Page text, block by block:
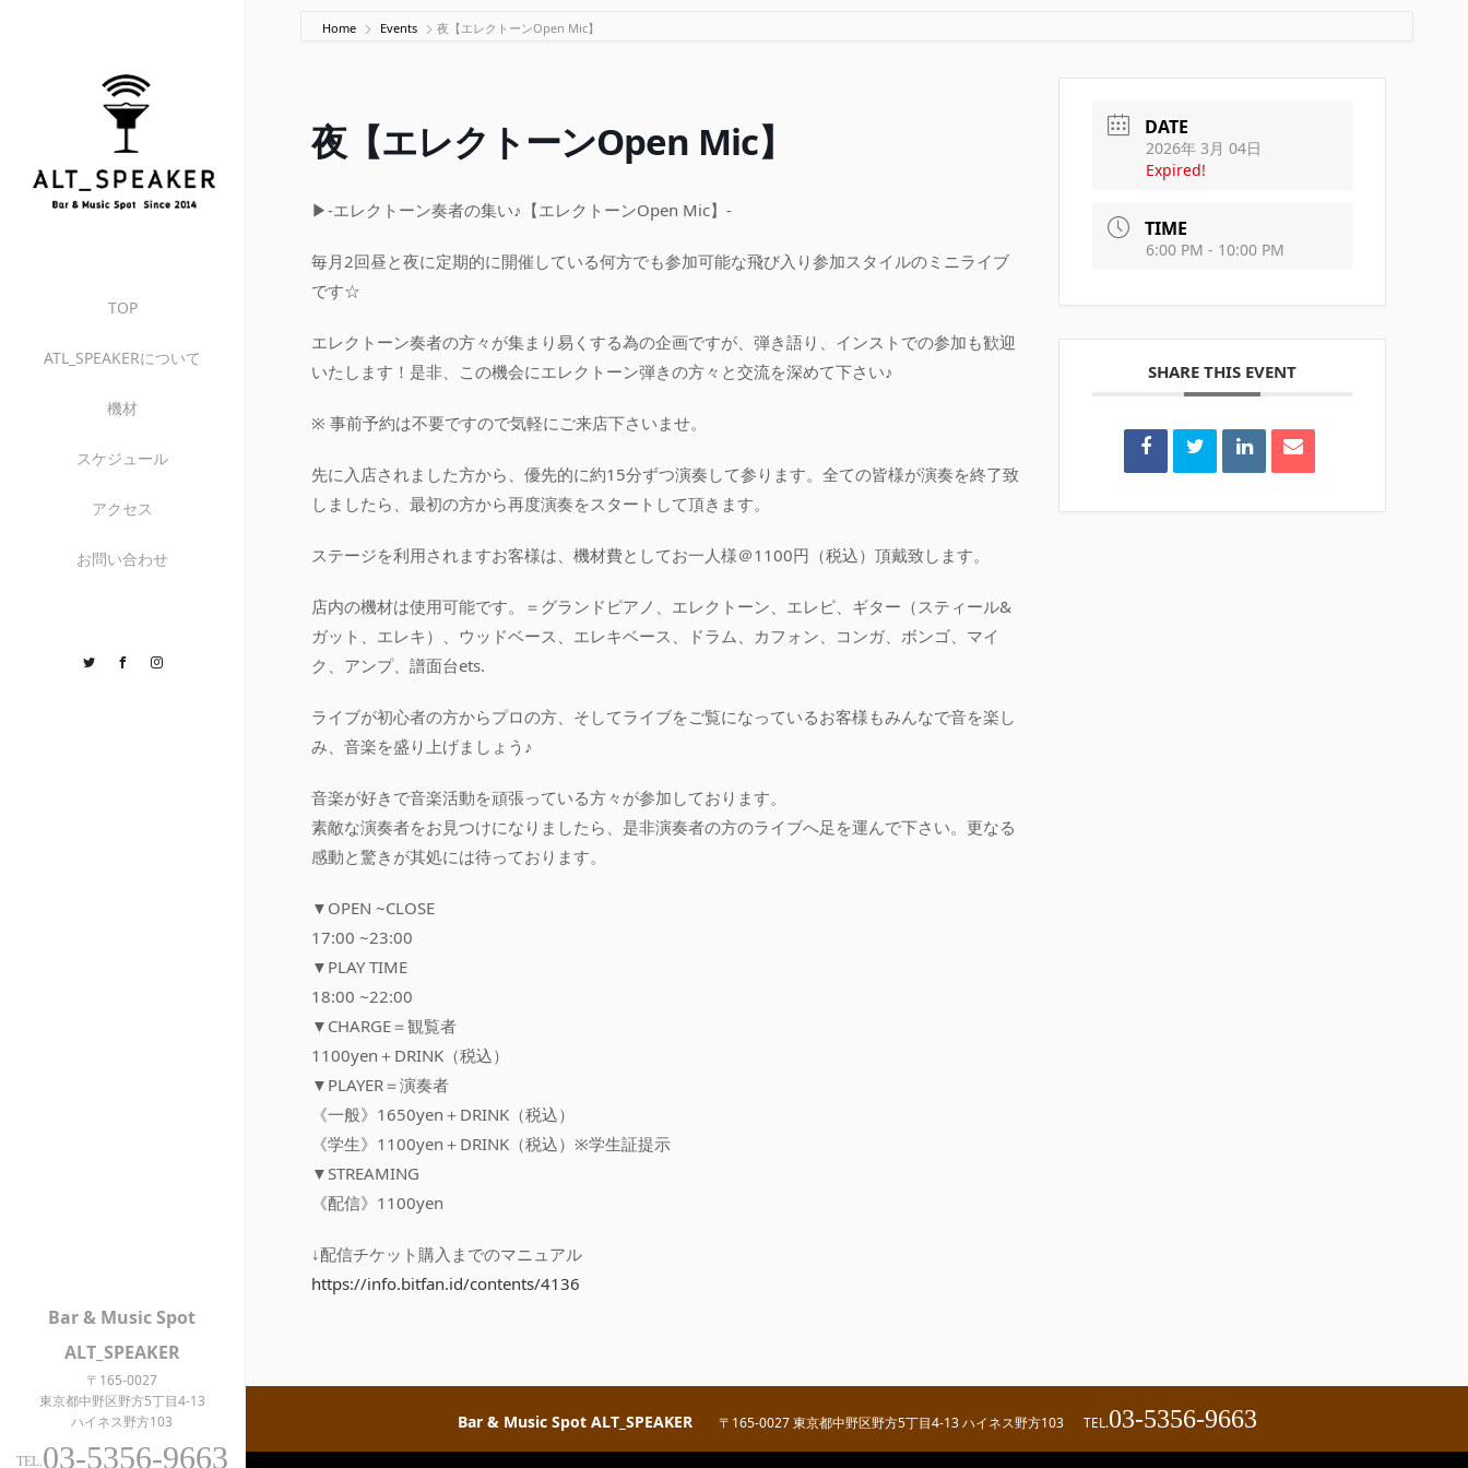
TOP
ATL_SPEAKERについて
機材
スケジュール
アクセス
お問い合わせ
TwitterFacebook
Bar & Music Spot
ALT_SPEAKER
〒165-0027
東京都中野区野方5丁目4-13
ハイネス野方103
TEL. 03-5356-9663
Home Events 夜【エレクトーンOpen Mic】
夜【エレクトーンOpen Mic】
▶-エレクトーン奏者の集い♪【エレクトーンOpen Mic】-
毎月2回昼と夜に定期的に開催している何方でも参加可能な飛び入り参加スタイルのミニライブ
です☆
エレクトーン奏者の方々が集まり易くする為の企画ですが、弾き語り、インストでの参加も歓迎
いたします！是非、この機会にエレクトーン弾きの方々と交流を深めて下さい♪
※ 事前予約は不要ですので気軽にご来店下さいませ。
先に入店されました方から、優先的に約15分ずつ演奏して参ります。全ての皆様が演奏を終了致
しましたら、最初の方から再度演奏をスタートして頂きます。
ステージを利用されますお客様は、機材費としてお一人様＠1100円（税込）頂戴致します。
店内の機材は使用可能です。＝グランドピアノ、エレクトーン、エレピ、ギター（スティール&
ガット、エレキ）、ウッドベース、エレキベース、ドラム、カフォン、コンガ、ボンゴ、マイ
ク、アンプ、譜面台ets.
ライブが初心者の方からプロの方、そしてライブをご覧になっているお客様もみんなで音を楽し
み、音楽を盛り上げましょう♪
音楽が好きで音楽活動を頑張っている方々が参加しております。
素敵な演奏者をお見つけになりましたら、是非演奏者の方のライブへ足を運んで下さい。更なる
感動と驚きが其処には待っております。
▼OPEN ~CLOSE
17:00 ~23:00
▼PLAY TIME
18:00 ~22:00
▼CHARGE＝観覧者
1100yen＋DRINK（税込）
▼PLAYER＝演奏者
《一般》1650yen＋DRINK（税込）
《学生》1100yen＋DRINK（税込）※学生証提示
▼STREAMING
《配信》1100yen
↓配信チケット購入までのマニュアル
https://info.bitfan.id/contents/4136
DATE
2026年 3月 04日
Expired!
TIME
6:00 PM - 10:00 PM
SHARE THIS EVENT
Bar & Music Spot ALT_SPEAKER 〒165-0027 東京都中野区野方5丁目4-13 ハイネス野方103 TEL.03-5356-9663